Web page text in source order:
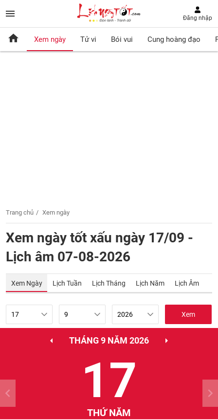
Đăng nhập
Xem ngày Tử vi Bói vui Cung hoàng đạo
Trang chủ Xem ngày
Xem ngày tốt xấu ngày 17/09 -
Lịch âm 07-08-2026
Xem Ngày Lịch Tuần Lịch Tháng Lịch Năm Lịch Âm
Xem
THÁNG 9 NĂM 2026
17
THỨ NĂM